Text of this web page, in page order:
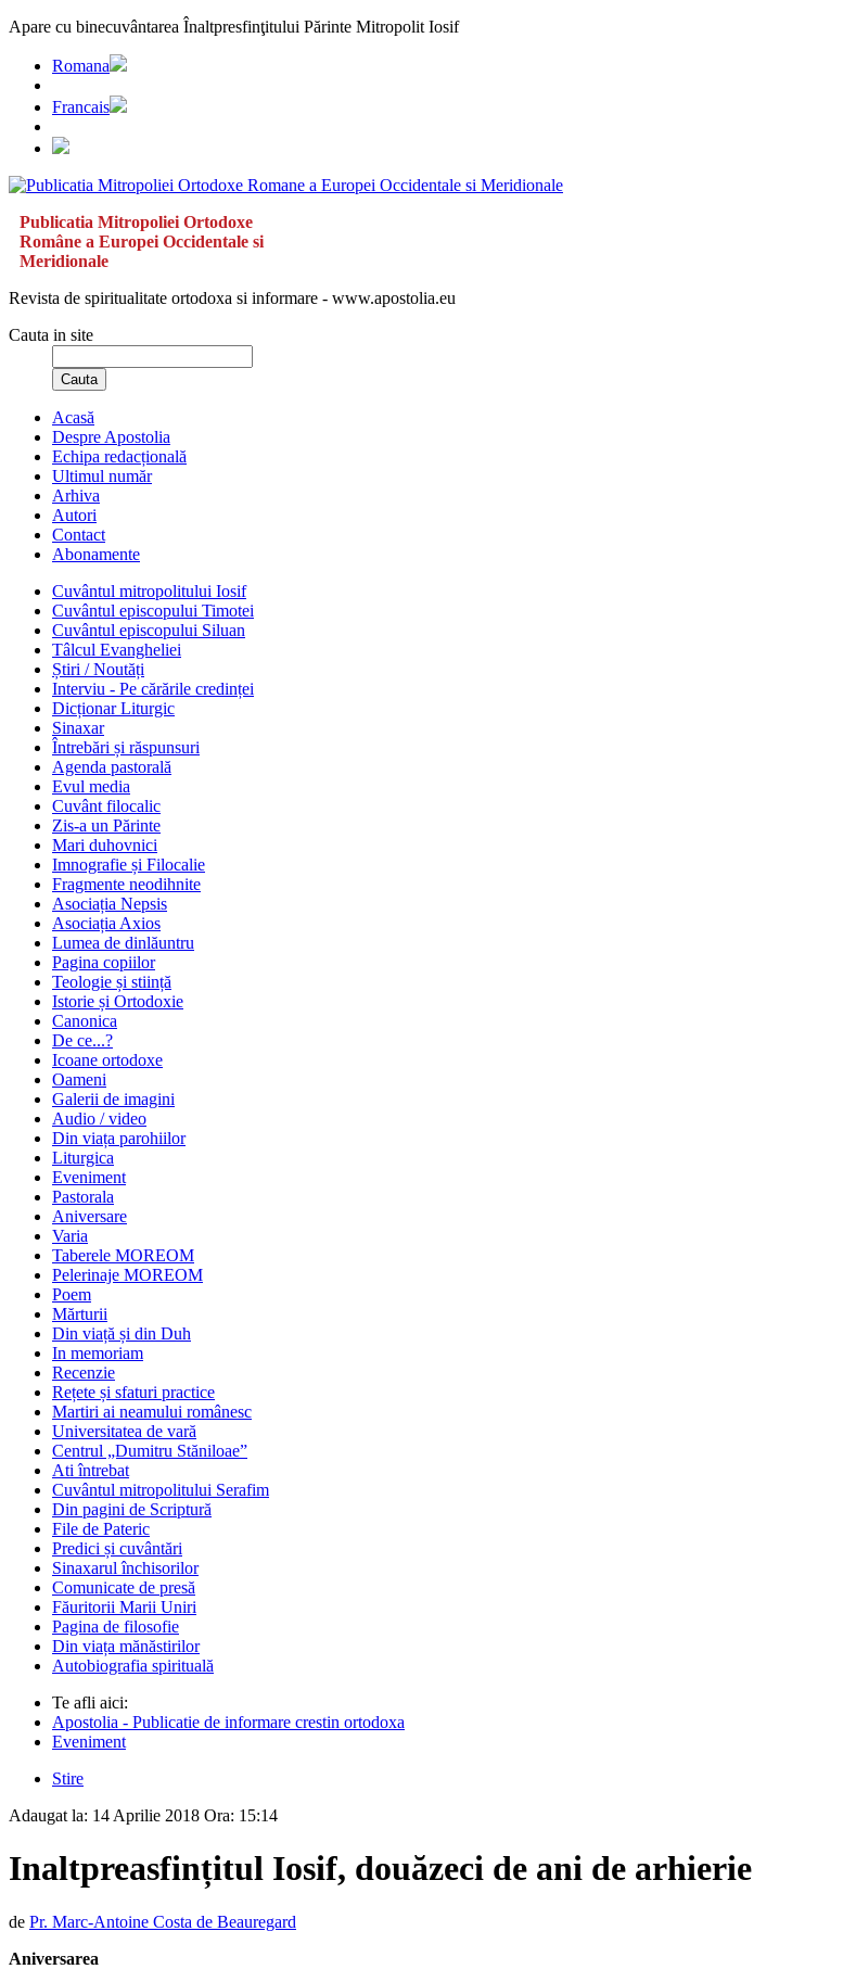
Apare cu binecuvântarea Înaltpresfinţitului Părinte Mitropolit Iosif
Romana
Francais
Publicatia Mitropoliei Ortodoxe
Române a Europei Occidentale si
Meridionale
Revista de spiritualitate ortodoxa si informare - www.apostolia.eu
Cauta in site
Cauta
Acasă
Despre Apostolia
Echipa redacțională
Ultimul număr
Arhiva
Autori
Contact
Abonamente
Cuvântul mitropolitului Iosif
Cuvântul episcopului Timotei
Cuvântul episcopului Siluan
Tâlcul Evangheliei
Știri / Noutăți
Interviu - Pe cărările credinței
Dicționar Liturgic
Sinaxar
Întrebări și răspunsuri
Agenda pastorală
Evul media
Cuvânt filocalic
Zis-a un Părinte
Mari duhovnici
Imnografie și Filocalie
Fragmente neodihnite
Asociația Nepsis
Asociația Axios
Lumea de dinlăuntru
Pagina copiilor
Teologie și stiință
Istorie și Ortodoxie
Canonica
De ce...?
Icoane ortodoxe
Oameni
Galerii de imagini
Audio / video
Din viața parohiilor
Liturgica
Eveniment
Pastorala
Aniversare
Varia
Taberele MOREOM
Pelerinaje MOREOM
Poem
Mărturii
Din viață și din Duh
In memoriam
Recenzie
Rețete și sfaturi practice
Martiri ai neamului românesc
Universitatea de vară
Centrul „Dumitru Stăniloae”
Ati întrebat
Cuvântul mitropolitului Serafim
Din pagini de Scriptură
File de Pateric
Predici și cuvântări
Sinaxarul închisorilor
Comunicate de presă
Făuritorii Marii Uniri
Pagina de filosofie
Din viața mănăstirilor
Autobiografia spirituală
Te afli aici:
Apostolia - Publicatie de informare crestin ortodoxa
Eveniment
Stire
Adaugat la: 14 Aprilie 2018 Ora: 15:14
Inaltpreasfințitul Iosif, douăzeci de ani de arhierie
de Pr. Marc-Antoine Costa de Beauregard
Aniversarea